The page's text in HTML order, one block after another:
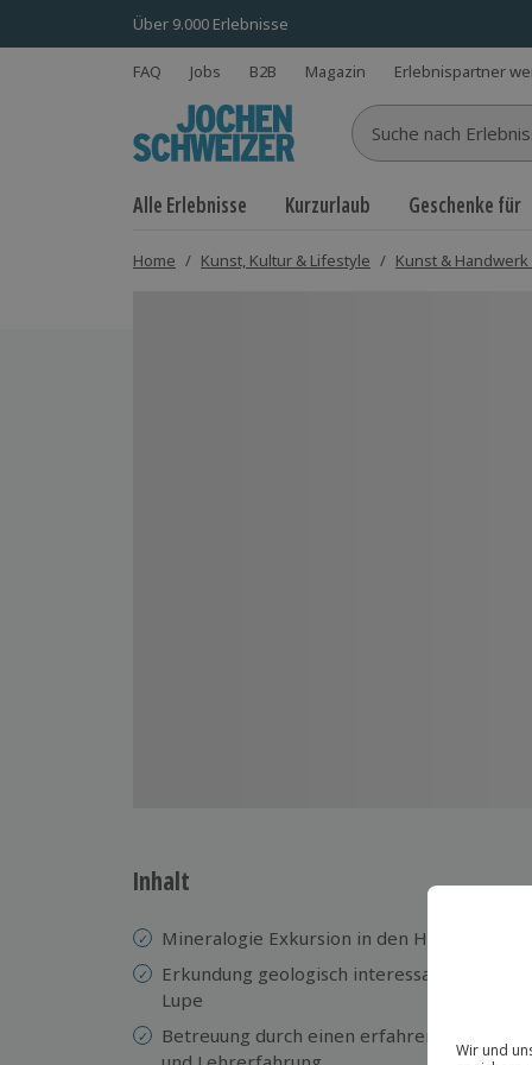
Über 9.000 Erlebnisse
FAQ Jobs B2B Magazin Erlebnispartner
Suche nach
Alle Erlebnisse Kurzurlaub Geschenke für
Home / Kunst, Kultur & Lifestyle / Kunst &
Inhalt
Mineralogie Exkursion in den Harz
Erkundung geologisch interessanter
Lupe
​​Betreuung durch einen erfahrenen und